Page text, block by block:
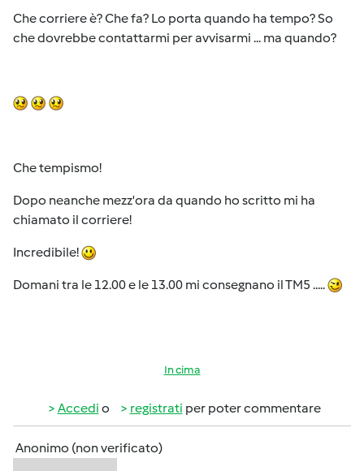
Che corriere è? Che fa? Lo porta quando ha tempo? So
che dovrebbe contattarmi per avvisarmi ... ma quando?
Che tempismo!
Dopo neanche mezz'ora da quando ho scritto mi ha
chiamato il corriere!
Incredibile!
Domani tra le 12.00 e le 13.00 mi consegnano il TM5 .....
In cima
Accedi o registrati per poter commentare
Anonimo (non verificato)